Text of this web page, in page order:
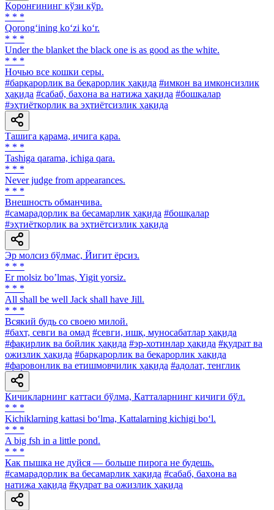
Қоронғининг кўзи кўр.
* * *
Qorong‘ining ko‘zi ko‘r.
* * *
Under the blanket the black one is as good as the white.
* * *
Ночью все кошки серы.
#барқарорлик ва беқарорлик ҳақида #имкон ва имконсизлик
ҳақида #сабаб, баҳона ва натижа ҳақида #бошқалар
#эҳтиёткорлик ва эҳтиётсизлик ҳақида
Ташига қарама, ичига қара.
* * *
Tashiga qarama, ichiga qara.
* * *
Never judge from appearances.
* * *
Внешность обманчива.
#самарадорлик ва бесамарлик ҳақида #бошқалар
#эҳтиёткорлик ва эҳтиётсизлик ҳақида
Эр молсиз бўлмас, Йигит ёрсиз.
* * *
Er molsiz boʼlmas, Yigit yorsiz.
* * *
All shall be well Jack shall have Jill.
* * *
Всякий будь со своею милой.
#бахт, севги ва омад #севги, ишқ, муносабатлар ҳақида
#фақирлик ва бойлик ҳақида #эр-хотинлар ҳақида #қудрат ва
ожизлик ҳақида #барқарорлик ва беқарорлик ҳақида
#фаровонлик ва етишмовчилик ҳақида #адолат, тенглик
Кичикларнинг каттаси бўлма, Катталарнинг кичиги бўл.
* * *
Kichiklarning kattasi bo‘lma, Kattalarning kichigi bo‘l.
* * *
A big fsh in a little pond.
* * *
Как пышка не дуйся — больше пирога не будешь.
#самарадорлик ва бесамарлик ҳақида #сабаб, баҳона ва
натижа ҳақида #қудрат ва ожизлик ҳақида